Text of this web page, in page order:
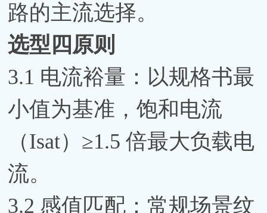
路的主流选择。
选型四原则
3.1 电流裕量：以规格书最
小值为基准，饱和电流
（Isat）≥1.5 倍最大负载电
流。
3.2 感值匹配：常规场景纹